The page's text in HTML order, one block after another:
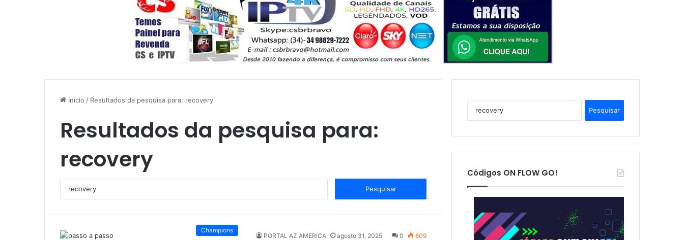
Início / Resultados da pesquisa para: recovery
Resultados da pesquisa para:
recovery
q
Champions
PORTAL AZ AMERICA agosto 31, 2025 0 809
q
r
Códigos ON FLOW GO!